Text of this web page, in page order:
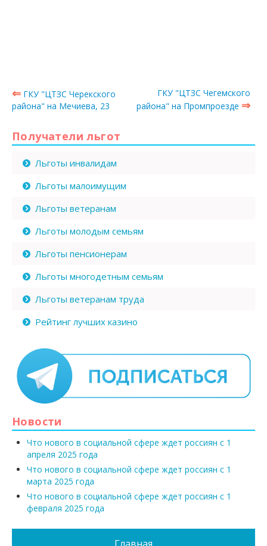
⇐ ГКУ "ЦТЗС Черекского
района" на Мечиева, 23
ГКУ "ЦТЗС Чегемского
района" на Промпроезде ⇒
Получатели льгот
Льготы инвалидам
Льготы малоимущим
Льготы ветеранам
Льготы молодым семьям
Льготы пенсионерам
Льготы многодетным семьям
Льготы ветеранам труда
Рейтинг лучших казино
Новости
Что нового в социальной сфере ждет россиян с 1
апреля 2025 года
Что нового в социальной сфере ждет россиян с 1
марта 2025 года
Что нового в социальной сфере ждет россиян с 1
февраля 2025 года